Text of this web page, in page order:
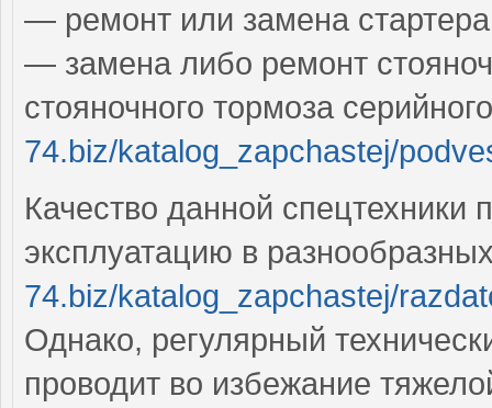
— ремонт или замена
— замена либо ремонт
стояночного тормоза
74.biz/katalog_zapchastej/
Качество данной спецтехники
эксплуатацию в
74.biz/katalog_zapchastej/
Однако, регулярный
проводит во избежание